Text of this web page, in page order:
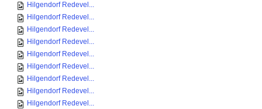
Hilgendorf Redevel...
Hilgendorf Redevel...
Hilgendorf Redevel...
Hilgendorf Redevel...
Hilgendorf Redevel...
Hilgendorf Redevel...
Hilgendorf Redevel...
Hilgendorf Redevel...
Hilgendorf Redevel...